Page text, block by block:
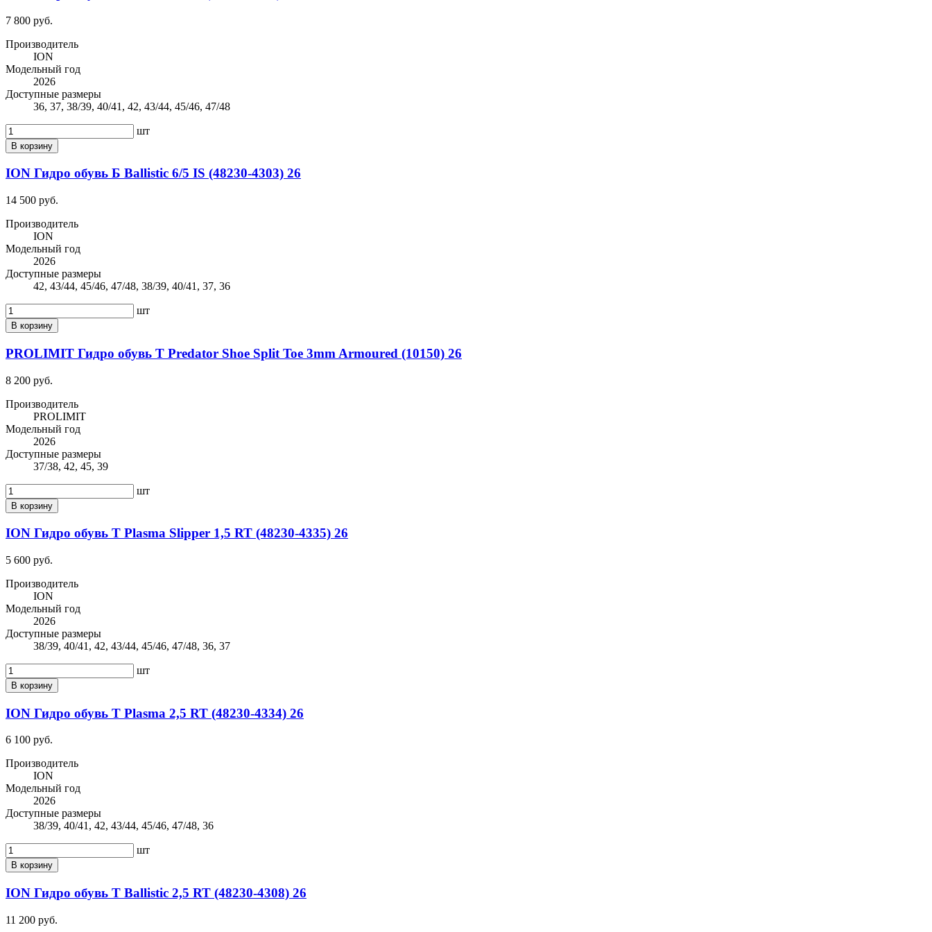
7 800 руб.
Производитель
ION
Модельный год
2026
Доступные размеры
36, 37, 38/39, 40/41, 42, 43/44, 45/46, 47/48
шт
В корзину
ION Гидро обувь Б Ballistic 6/5 IS (48230-4303) 26
14 500 руб.
Производитель
ION
Модельный год
2026
Доступные размеры
42, 43/44, 45/46, 47/48, 38/39, 40/41, 37, 36
шт
В корзину
PROLIMIT Гидро обувь Т Predator Shoe Split Toe 3mm Armoured (10150) 26
8 200 руб.
Производитель
PROLIMIT
Модельный год
2026
Доступные размеры
37/38, 42, 45, 39
шт
В корзину
ION Гидро обувь Т Plasma Slipper 1,5 RT (48230-4335) 26
5 600 руб.
Производитель
ION
Модельный год
2026
Доступные размеры
38/39, 40/41, 42, 43/44, 45/46, 47/48, 36, 37
шт
В корзину
ION Гидро обувь Т Plasma 2,5 RT (48230-4334) 26
6 100 руб.
Производитель
ION
Модельный год
2026
Доступные размеры
38/39, 40/41, 42, 43/44, 45/46, 47/48, 36
шт
В корзину
ION Гидро обувь Т Ballistic 2,5 RT (48230-4308) 26
11 200 руб.